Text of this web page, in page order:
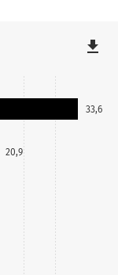
33,6
20,9
file_download